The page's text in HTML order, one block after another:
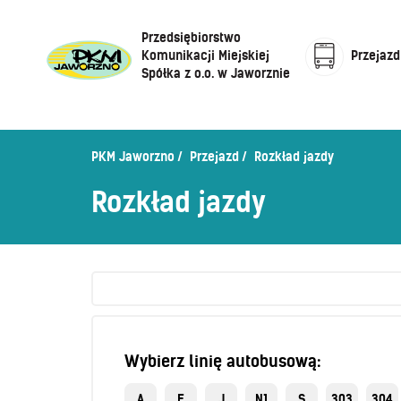
Przedsiębiorstwo
Komunikacji Miejskiej
Spółka z o.o. w Jaworznie
Przejazd
Rozkład jazdy
Zaplanuj podróż –
Sprzedaż biletów u kierowców
PKM Jaworzno Przejazd Rozkład jazdy
Rozkład jazdy
Wybierz linię autobusową: